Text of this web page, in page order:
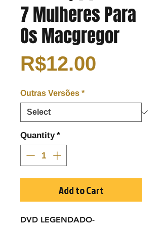
7 Mulheres Para
Os Macgregor
R$12.00
Outras Versões *
Quantity *
Add to Cart
DVD LEGENDADO-